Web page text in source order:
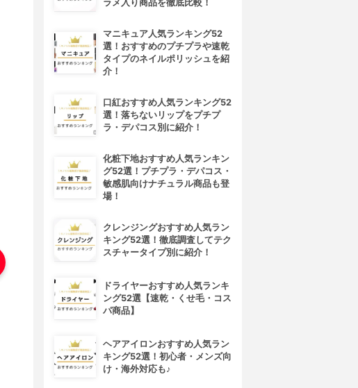
ラメ入り商品を徹底比較！
マニキュア人気ランキング52
選！おすすめのプチプラや速乾
タイプのネイルポリッシュを紹
介！
口紅おすすめ人気ランキング52
選！落ちないリップをプチプ
ラ・デパコス別に紹介！
化粧下地おすすめ人気ランキン
グ52選！プチプラ・デパコス・
敏感肌向けナチュラル商品も登
場！
クレンジングおすすめ人気ラン
キング52選！徹底調査してテク
スチャータイプ別に紹介！
ドライヤーおすすめ人気ランキ
ング52選【速乾・くせ毛・コス
パ商品】
ヘアアイロンおすすめ人気ラン
キング52選！初心者・メンズ向
け・海外対応も♪